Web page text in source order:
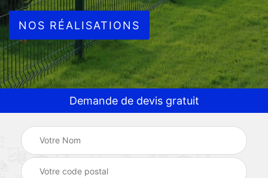
NOS RÉALISATIONS
Demande de devis gratuit